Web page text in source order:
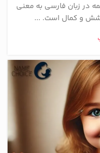
در زبان فارسی به معنی
و کمال است. ...